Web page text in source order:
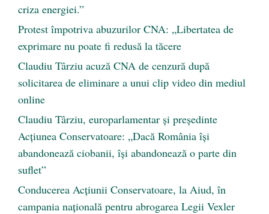
criza energiei.”
Protest împotriva abuzurilor CNA: „Libertatea de
exprimare nu poate fi redusă la tăcere
Claudiu Târziu acuză CNA de cenzură după
solicitarea de eliminare a unui clip video din mediul
online
Claudiu Târziu, europarlamentar și președinte
Acțiunea Conservatoare: „Dacă România își
abandonează ciobanii, își abandonează o parte din
suflet”
Conducerea Acțiunii Conservatoare, la Aiud, în
campania națională pentru abrogarea Legii Vexler